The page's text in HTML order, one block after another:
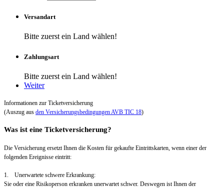
Versandart
Bitte zuerst ein Land wählen!
Zahlungsart
Bitte zuerst ein Land wählen!
Weiter
Informationen zur Ticketversicherung
(Auszug aus den Versicherungsbedingungen AVB TIC 18)
Was ist eine Ticketversicherung?
Die Versicherung ersetzt Ihnen die Kosten für gekaufte Eintrittskarten, wenn einer der
folgenden Ereignisse eintritt:
1. Unerwartete schwere Erkrankung:
Sie oder eine Risikoperson erkranken unerwartet schwer. Deswegen ist Ihnen der